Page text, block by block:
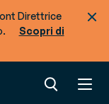
Direttrice
Scopri di
allocarle al
i flussi